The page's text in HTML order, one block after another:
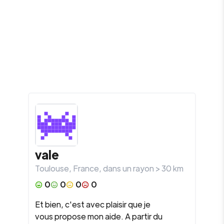
vale
Toulouse, France, dans un rayon >30km
0
0 0
0
Et bien, c'est avec plaisir que je
vous propose mon aide. A partir du